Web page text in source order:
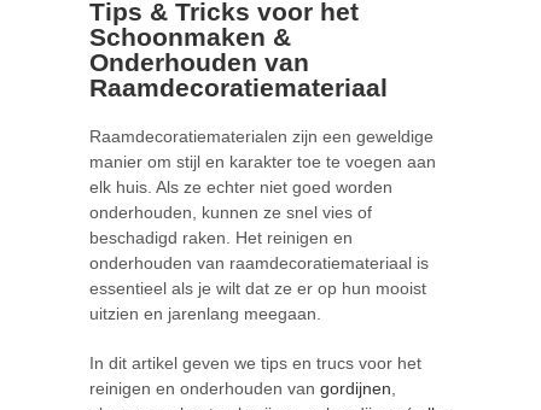
Tips & Tricks voor het
Schoonmaken &
Onderhouden van
Raamdecoratiemateriaal
Raamdecoratiematerialen zijn een geweldige
manier om stijl en karakter toe te voegen aan
elk huis. Als ze echter niet goed worden
onderhouden, kunnen ze snel vies of
beschadigd raken. Het reinigen en
onderhouden van raamdecoratiemateriaal is
essentieel als je wilt dat ze er op hun mooist
uitzien en jarenlang meegaan.
In dit artikel geven we tips en trucs voor het
reinigen en onderhouden van gordijnen